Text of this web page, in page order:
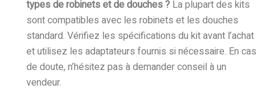
types de robinets et de douches ? La plupart des kits
sont compatibles avec les robinets et les douches
standard. Vérifiez les spécifications du kit avant l’achat
et utilisez les adaptateurs fournis si nécessaire. En cas
de doute, n’hésitez pas à demander conseil à un
vendeur.